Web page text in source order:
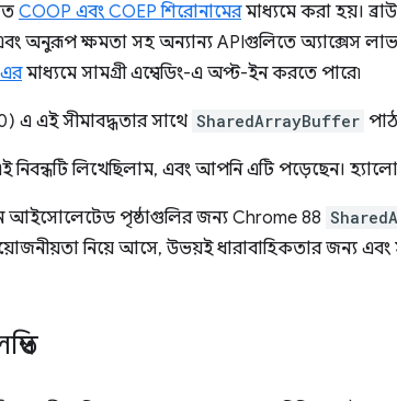
COOP এবং COEP শিরোনামেরমাধ্যমে করা হয়।
অনুরূপ ক্ষমতা সহ অন্যান্য APIগুলিতে অ্যাক্সেস
মাধ্যমে সামগ্রী এম্বেডিং-এ অপ্ট-ইন করতে পারে৷
এ এই সীমাবদ্ধতার সাথে SharedArrayBuffer
লিখেছিলাম, এবং আপনি এটি পড়েছেন।
আইসোলেটেড পৃষ্ঠাগুলির জন্য Chrome 88
নিয়ে আসে, উভয়ই ধারাবাহিকতার জন্য এবং